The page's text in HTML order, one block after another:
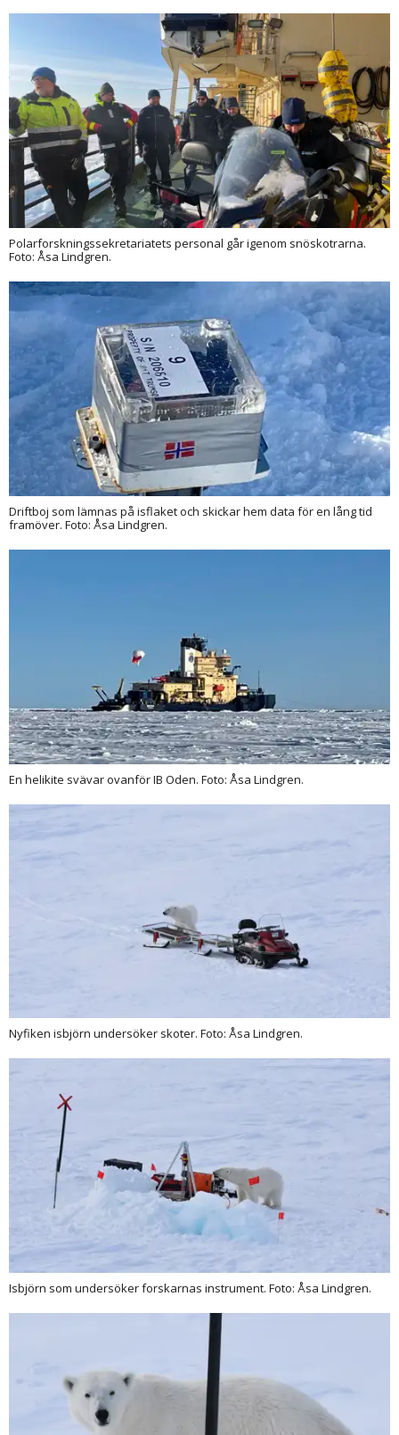
Polarforskningssekretariatets personal går igenom snöskotrarna.
Foto: Åsa Lindgren.
Driftboj som lämnas på isflaket och skickar hem data för en lång tid
framöver. Foto: Åsa Lindgren.
En helikite svävar ovanför IB Oden. Foto: Åsa Lindgren.
Nyfiken isbjörn undersöker skoter. Foto: Åsa Lindgren.
Isbjörn som undersöker forskarnas instrument. Foto: Åsa Lindgren.